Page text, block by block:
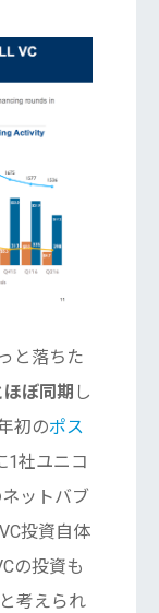
と落ちた
ぼ同期 し
初のポス
1社ユニコ
ットバブ
投資自体
の投資も
考えられ